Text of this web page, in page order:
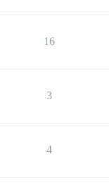
16
3
4